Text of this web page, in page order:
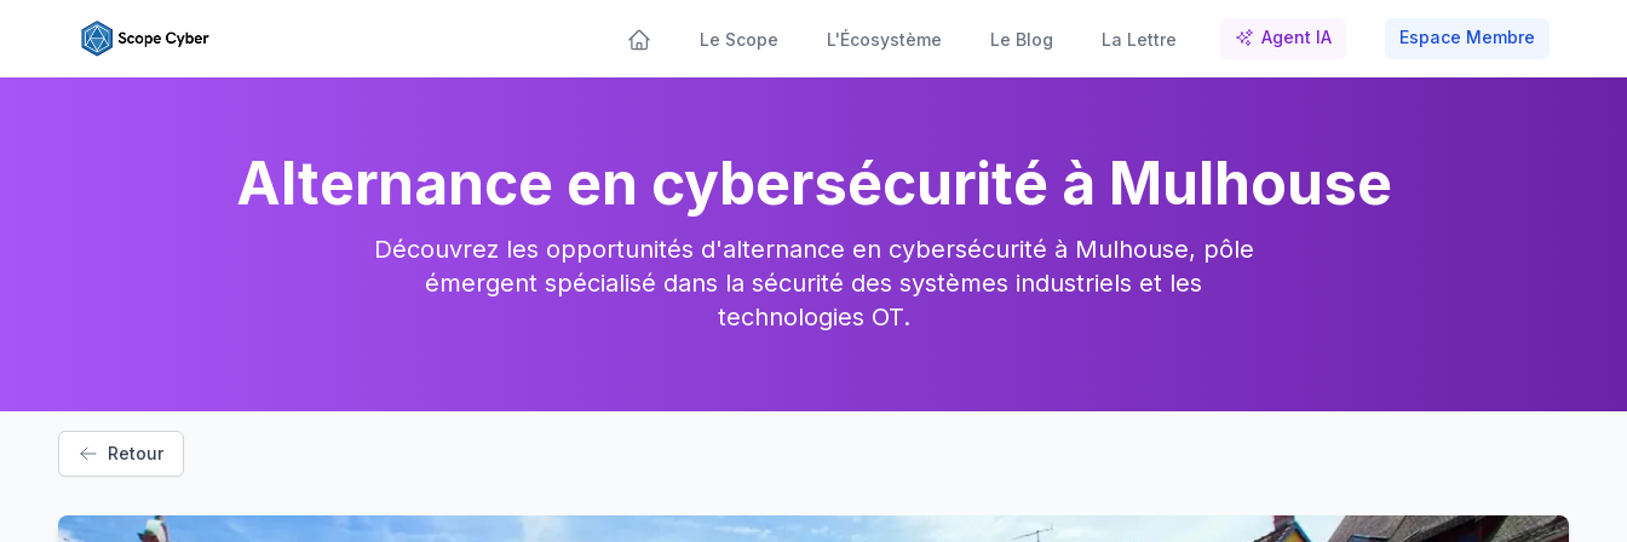
Le Scope L'Écosystème Le Blog La Lettre Agent IA Espace Membre
Alternance en cybersécurité à Mulhouse
Découvrez les opportunités d'alternance en cybersécurité à Mulhouse, pôle
émergent spécialisé dans la sécurité des systèmes industriels et les
technologies OT.
Retour